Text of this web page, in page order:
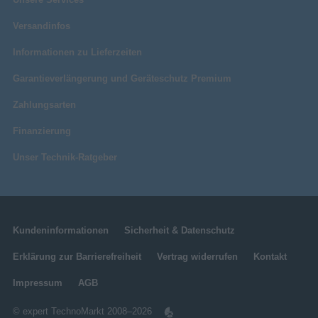
Versandinfos
Informationen zu Lieferzeiten
Garantieverlängerung und Geräteschutz Premium
Zahlungsarten
Finanzierung
Unser Technik-Ratgeber
Kundeninformationen Sicherheit & Datenschutz
Erklärung zur Barrierefreiheit Vertrag widerrufen Kontakt
Impressum AGB
© expert TechnoMarkt 2008–2026